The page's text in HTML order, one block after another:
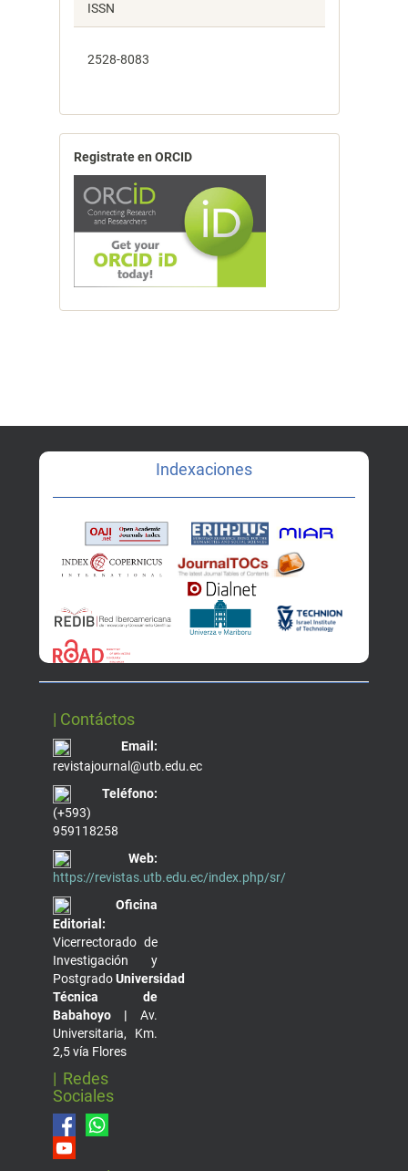
ISSN
2528-8083
Registrate en ORCID
Indexaciones
| Contáctos
Email:
revistajournal@utb.edu.ec
Teléfono:
(+593)
959118258
Web:
https://revistas.utb.edu.ec/index.php/sr/
Oficina
Editorial:
Vicerrectorado de
Investigación y
PostgradoUniversidad
Técnica de
Babahoyo | Av.
Universitaria, Km.
2,5 vía Flores
| Redes
Sociales